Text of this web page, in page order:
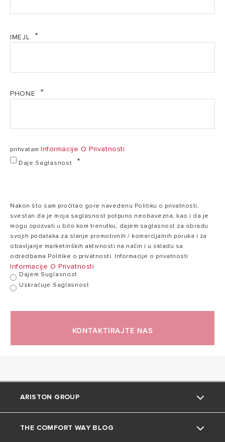
IMEJL
PHONE
prihvatam Informacije O Privatnosti
Daje Saglasnost
Nakon što sam pročitao gore navedenu Politiku o privatnosti,
svestan da je moja saglasnost potpuno neobavezna, kao i da je
mogu opozvati u bilo kom trenutku, dajem saglasnost za obradu
svojih podataka za slanje promotivnih / komercijalnih poruka i za
obavljanje marketinških aktivnosti na način i u skladu sa
odredbama Politike o privatnosti. Informacije o privatnosti
Informacije O Privatnosti
Dajem Suglasnost
Uskraćuje Saglasnost
KONTAKTIRAJTE NAS
ARISTON GROUP
O nama
THE COMFORT WAY BLOG